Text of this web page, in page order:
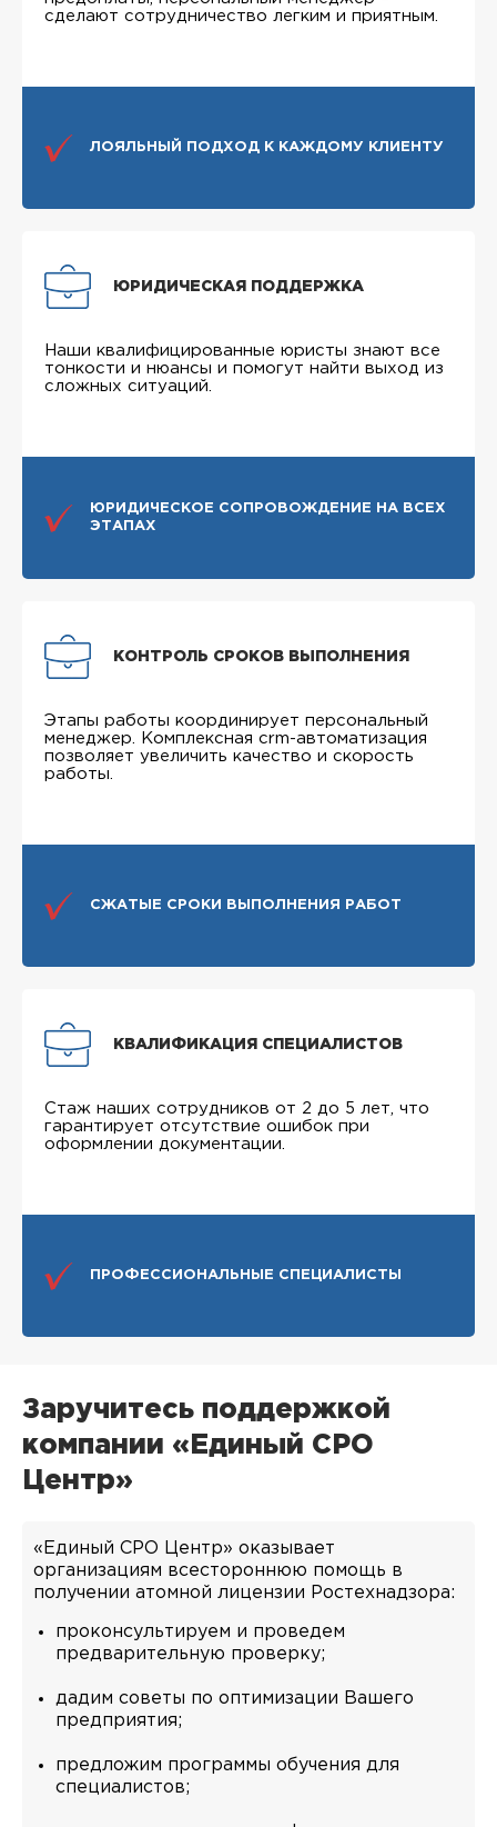
сделают сотрудничество легким и приятным.
ЛОЯЛЬНЫЙ ПОДХОД К КАЖДОМУ КЛИЕНТУ
ЮРИДИЧЕСКАЯ ПОДДЕРЖКА
Наши квалифицированные юристы знают все
тонкости и нюансы и помогут найти выход из
сложных ситуаций.
ЮРИДИЧЕСКОЕ СОПРОВОЖДЕНИЕ НА ВСЕХ
ЭТАПАХ
КОНТРОЛЬ СРОКОВ ВЫПОЛНЕНИЯ
Этапы работы координирует персональный
менеджер. Комплексная crm-автоматизация
позволяет увеличить качество и скорость
работы.
СЖАТЫЕ СРОКИ ВЫПОЛНЕНИЯ РАБОТ
КВАЛИФИКАЦИЯ СПЕЦИАЛИСТОВ
Стаж наших сотрудников от 2 до 5 лет, что
гарантирует отсутствие ошибок при
оформлении документации.
ПРОФЕССИОНАЛЬНЫЕ СПЕЦИАЛИСТЫ
Заручитесь поддержкой
компании «Единый СРО
Центр»
«Единый СРО Центр» оказывает
организациям всестороннюю помощь в
получении атомной лицензии Ростехнадзора:
проконсультируем и проведем
предварительную проверку;
дадим советы по оптимизации Вашего
предприятия;
предложим программы обучения для
специалистов;